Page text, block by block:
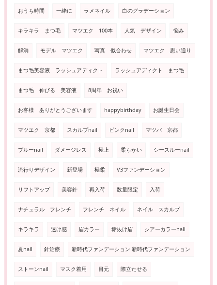
おうち時間 一緒に ラメネイル 白のグラデーション
キラキラ まつ毛 マツエク 100本 人気 デザイン 悩み
解消 モデル マツエク 写真 似合わせ マツエク 思い通り
まつ毛美容液 ラッシュアディクト ラッシュアディクト まつ毛
まつ毛 伸びる 美容液 8周年 お祝い
お客様 ありがとうございます happybirthday お誕生日会
マツエク 京都 スカルプnail ピンクnail マツパ 京都
ブルーnail ダメージレス 極上 柔らかい シースルーnail
流行りデザイン 新登場 極柔 V3ファンデーション
リフトアップ 美容針 再入荷 数量限定 入荷
ナチュラル フレンチ フレンチ ネイル ネイル スカルプ
キラキラ 透け感 眉カラー 垢抜け眉 シアーカラーnail
夏nail 針治療 新時代ファンデーション 新時代ファンデーション
ストーンnail マスク着用 目元 際立たせる